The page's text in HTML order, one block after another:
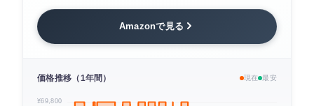
Amazonで見る
価格推移（1年間） 現在 最安
¥69,800